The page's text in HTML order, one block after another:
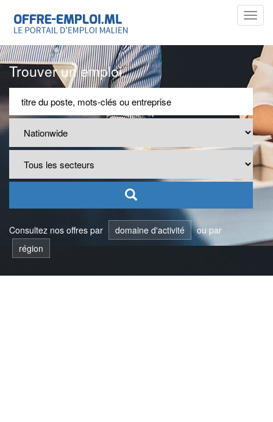
Trouver un emploi
Consultez nos offres par domaine d'activité
ou par
région